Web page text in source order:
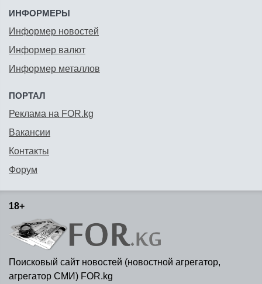
ИНФОРМЕРЫ
Информер новостей
Информер валют
Информер металлов
ПОРТАЛ
Реклама на FOR.kg
Вакансии
Контакты
Форум
18+
Поисковый сайт новостей (новостной агрегатор,
агрегатор СМИ) FOR.kg